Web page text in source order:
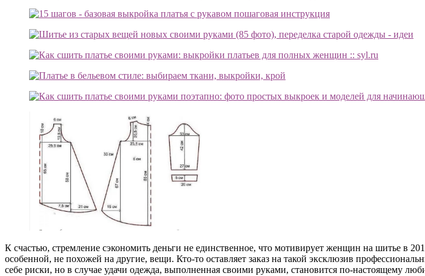
К счастью, стремление сэкономить деньги не единственное, что мотивирует женщин на шитье в
особенной, не похожей на другие, вещи. Кто-то оставляет заказ на такой эксклюзив
себе риски, но в случае удачи одежда, выполненная своими руками, становится по-настоящему